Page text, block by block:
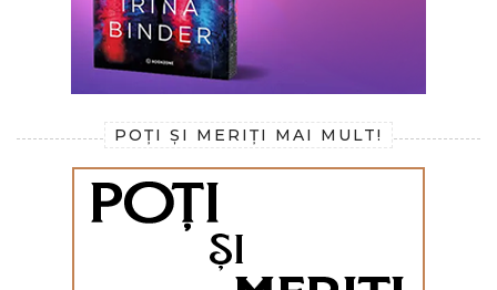
POȚI ȘI MERIȚI MAI MULT!